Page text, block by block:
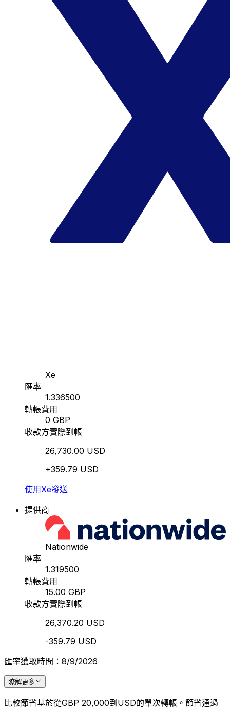
Xe
匯率
1.336500
轉帳費用
0 GBP
收款方實際到帳
26,730.00 USD
+359.79 USD
使用Xe發送
提供商
Nationwide
匯率
1.319500
轉帳費用
15.00 GBP
收款方實際到帳
26,370.20 USD
-359.79 USD
匯率獲取時間：8/9/2026
瞭解更多
比較節省基於從GBP 20,000到USD的單次轉帳。節省通過